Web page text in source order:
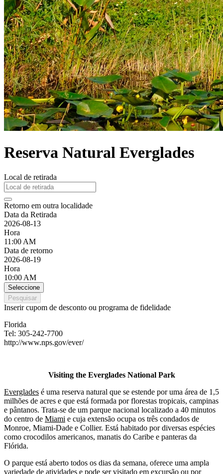
Reserva Natural Everglades
Local de retirada
Retorno em outra localidade
Data da Retirada
2026-08-13
Hora
11:00 AM
Data de retorno
2026-08-19
Hora
10:00 AM
Seleccione
Pesquisar
Inserir cupom de desconto ou programa de fidelidade
Florida
Tel: 305-242-7700
http://www.nps.gov/ever/
Visiting the Everglades National Park
Everglades é uma reserva natural que se estende por uma área de 1,5
milhões de acres e que está formada por florestas tropicais, campinas
e pântanos. Trata-se de um parque nacional localizado a 40 minutos
do centro de Miami e cuja extensão ocupa os três condados de
Monroe, Miami-Dade e Collier. Está habitado por diversas espécies
como crocodilos americanos, manatis do Caribe e panteras da
Flórida.
O parque está aberto todos os dias da semana, oferece uma ampla
variedade de atividades e pode ser visitado em excursão ou por